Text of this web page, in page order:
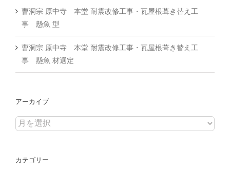
曹洞宗 原中寺 本堂 耐震改修工事・瓦屋根葺き替え工
事 懸魚 型
曹洞宗 原中寺 本堂 耐震改修工事・瓦屋根葺き替え工
事 懸魚 材選定
アーカイブ
ア
イ
カテゴリー